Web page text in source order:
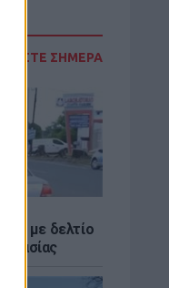
ΣΗΜΕΡΑ
με δελτίο